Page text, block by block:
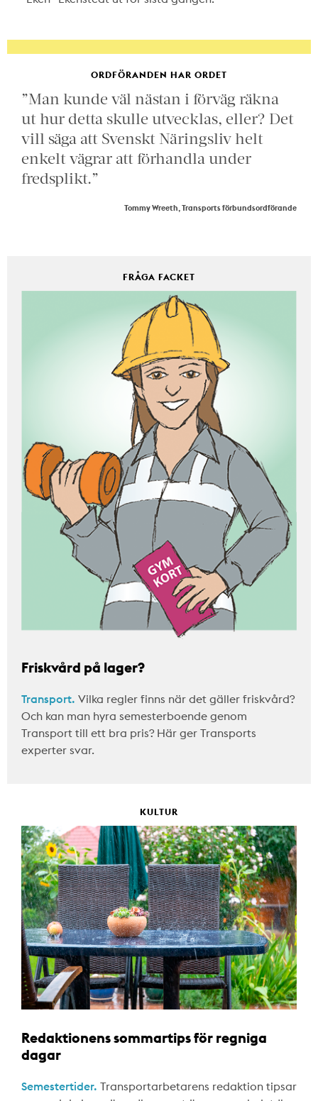
ORDFÖRANDEN HAR ORDET
”Man kunde väl nästan i förväg räkna
ut hur detta skulle utvecklas, eller? Det
vill säga att Svenskt Näringsliv helt
enkelt vägrar att förhandla under
fredsplikt.”
Tommy Wreeth, Transports förbundsordförande
FRÅGA FACKET
Friskvård på lager?
Transport. Vilka regler finns när det gäller friskvård?
Och kan man hyra semesterboende genom
Transport till ett bra pris? Här ger Transports
experter svar.
KULTUR
Redaktionens sommartips för regniga
dagar
Semestertider. Transportarbetarens redaktion tipsar